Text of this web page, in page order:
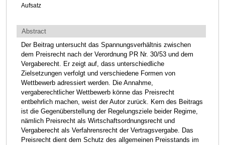
Aufsatz
Abstract
Der Beitrag untersucht das Spannungsverhältnis zwischen
dem Preisrecht nach der Verordnung PR Nr. 30/53 und dem
Vergaberecht. Er zeigt auf, dass unterschiedliche
Zielsetzungen verfolgt und verschiedene Formen von
Wettbewerb adressiert werden. Die Annahme,
vergaberechtlicher Wettbewerb könne das Preisrecht
entbehrlich machen, weist der Autor zurück. Kern des Beitrags
ist die Gegenüberstellung der Regelungsziele beider Regime,
nämlich Preisrecht als Wirtschaftsordnungsrecht und
Vergaberecht als Verfahrensrecht der Vertragsvergabe. Das
Preisrecht dient dem Schutz des allgemeinen Preisstands im